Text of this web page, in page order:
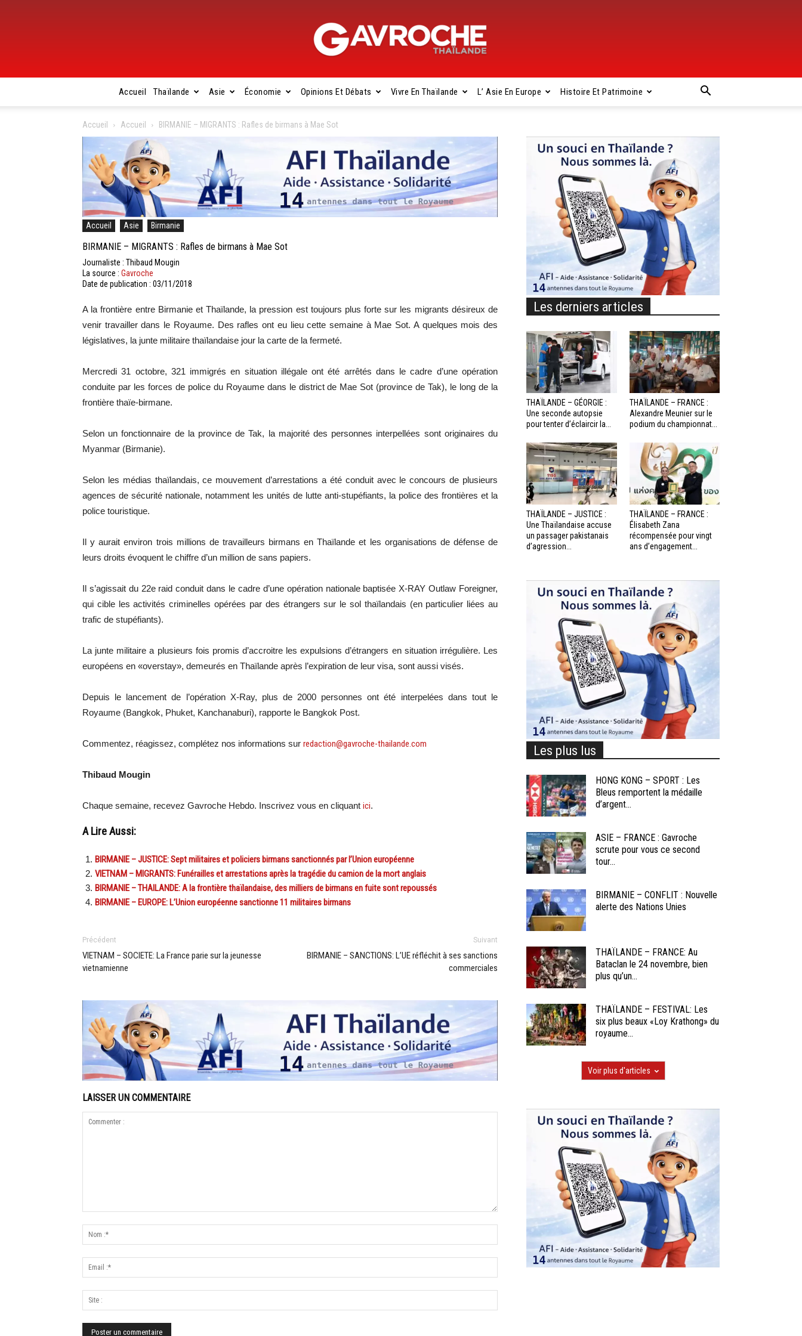
Gavroche
Thaïlande
Accueil Thaïlande Asie Économie Opinions Et Débats Vivre En Thaïlande L’ Asie En Europe Histoire Et Patrimoine
Accueil Accueil BIRMANIE – MIGRANTS : Rafles de birmans à Mae Sot
Accueil Asie Birmanie
BIRMANIE – MIGRANTS : Rafles de birmans à Mae Sot
Journaliste : Thibaud Mougin
La source : Gavroche
Date de publication : 03/11/2018
A la frontière entre Birmanie et Thaïlande, la pression est toujours plus forte sur les migrants désireux de
venir travailler dans le Royaume. Des rafles ont eu lieu cette semaine à Mae Sot. A quelques mois des
législatives, la junte militaire thaïlandaise jour la carte de la fermeté.
Mercredi 31 octobre, 321 immigrés en situation illégale ont été arrêtés dans le cadre d’une opération
conduite par les forces de police du Royaume dans le district de Mae Sot (province de Tak), le long de la
frontière thaïe-birmane.
Selon un fonctionnaire de la province de Tak, la majorité des personnes interpellées sont originaires du
Myanmar (Birmanie).
Selon les médias thaïlandais, ce mouvement d’arrestations a été conduit avec le concours de plusieurs
agences de sécurité nationale, notamment les unités de lutte anti-stupéfiants, la police des frontières et la
police touristique.
Il y aurait environ trois millions de travailleurs birmans en Thaïlande et les organisations de défense de
leurs droits évoquent le chiffre d’un million de sans papiers.
Il s’agissait du 22e raid conduit dans le cadre d’une opération nationale baptisée X-RAY Outlaw Foreigner,
qui cible les activités criminelles opérées par des étrangers sur le sol thaïlandais (en particulier liées au
trafic de stupéfiants).
La junte militaire a plusieurs fois promis d’accroitre les expulsions d’étrangers en situation irrégulière. Les
européens en «overstay», demeurés en Thaïlande après l’expiration de leur visa, sont aussi visés.
Depuis le lancement de l’opération X-Ray, plus de 2000 personnes ont été interpelées dans tout le
Royaume (Bangkok, Phuket, Kanchanaburi), rapporte le Bangkok Post.
Commentez, réagissez, complétez nos informations sur redaction@gavroche-thailande.com
Thibaud Mougin
Chaque semaine, recevez Gavroche Hebdo. Inscrivez vous en cliquant ici.
A Lire Aussi:
BIRMANIE – JUSTICE: Sept militaires et policiers birmans sanctionnés par l’Union européenne
VIETNAM – MIGRANTS: Funérailles et arrestations après la tragédie du camion de la mort anglais
BIRMANIE – THAILANDE: A la frontière thaïlandaise, des milliers de birmans en fuite sont repoussés
BIRMANIE – EUROPE: L’Union européenne sanctionne 11 militaires birmans
Précédent
VIETNAM – SOCIETE: La France parie sur la jeunesse
vietnamienne
Suivant
BIRMANIE – SANCTIONS: L’UE réfléchit à ses sanctions
commerciales
LAISSER UN COMMENTAIRE
Les derniers articles
THAÏLANDE – GÉORGIE :
Une seconde autopsie
pour tenter d’éclaircir la...
THAÏLANDE – FRANCE :
Alexandre Meunier sur le
podium du championnat...
THAÏLANDE – JUSTICE :
Une Thaïlandaise accuse
un passager pakistanais
d’agression...
THAÏLANDE – FRANCE :
Élisabeth Zana
récompensée pour vingt
ans d’engagement...
Les plus lus
HONG KONG – SPORT : Les
Bleus remportent la médaille
d’argent...
ASIE – FRANCE : Gavroche
scrute pour vous ce second
tour...
BIRMANIE – CONFLIT : Nouvelle
alerte des Nations Unies
THAÏLANDE – FRANCE: Au
Bataclan le 24 novembre, bien
plus qu’un...
THAÏLANDE – FESTIVAL: Les
six plus beaux «Loy Krathong» du
royaume...
Voir plus d'articles